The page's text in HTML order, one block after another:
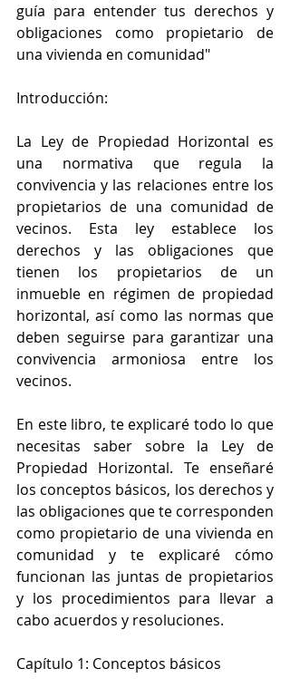
guía para entender tus derechos y
obligaciones como propietario de
una vivienda en comunidad"
Introducción:
La Ley de Propiedad Horizontal es
una normativa que regula la
convivencia y las relaciones entre los
propietarios de una comunidad de
vecinos. Esta ley establece los
derechos y las obligaciones que
tienen los propietarios de un
inmueble en régimen de propiedad
horizontal, así como las normas que
deben seguirse para garantizar una
convivencia armoniosa entre los
vecinos.
En este libro, te explicaré todo lo que
necesitas saber sobre la Ley de
Propiedad Horizontal. Te enseñaré
los conceptos básicos, los derechos y
las obligaciones que te corresponden
como propietario de una vivienda en
comunidad y te explicaré cómo
funcionan las juntas de propietarios
y los procedimientos para llevar a
cabo acuerdos y resoluciones.
Capítulo 1: Conceptos básicos